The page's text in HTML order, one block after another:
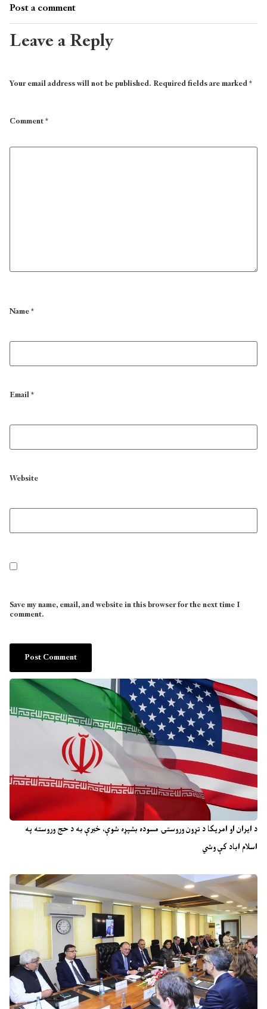
د ایران او امریکا د تړون وروستۍ مسوده بشپړه شوې، خبرې به د حج وروسته په
اسلام اباد کې وشي
Post a comment
Leave a Reply
Your email address will not be published.Required fields are marked*
Comment*
Name*
Email*
Website
Save my name, email, and website in this browser for the next time I
comment.